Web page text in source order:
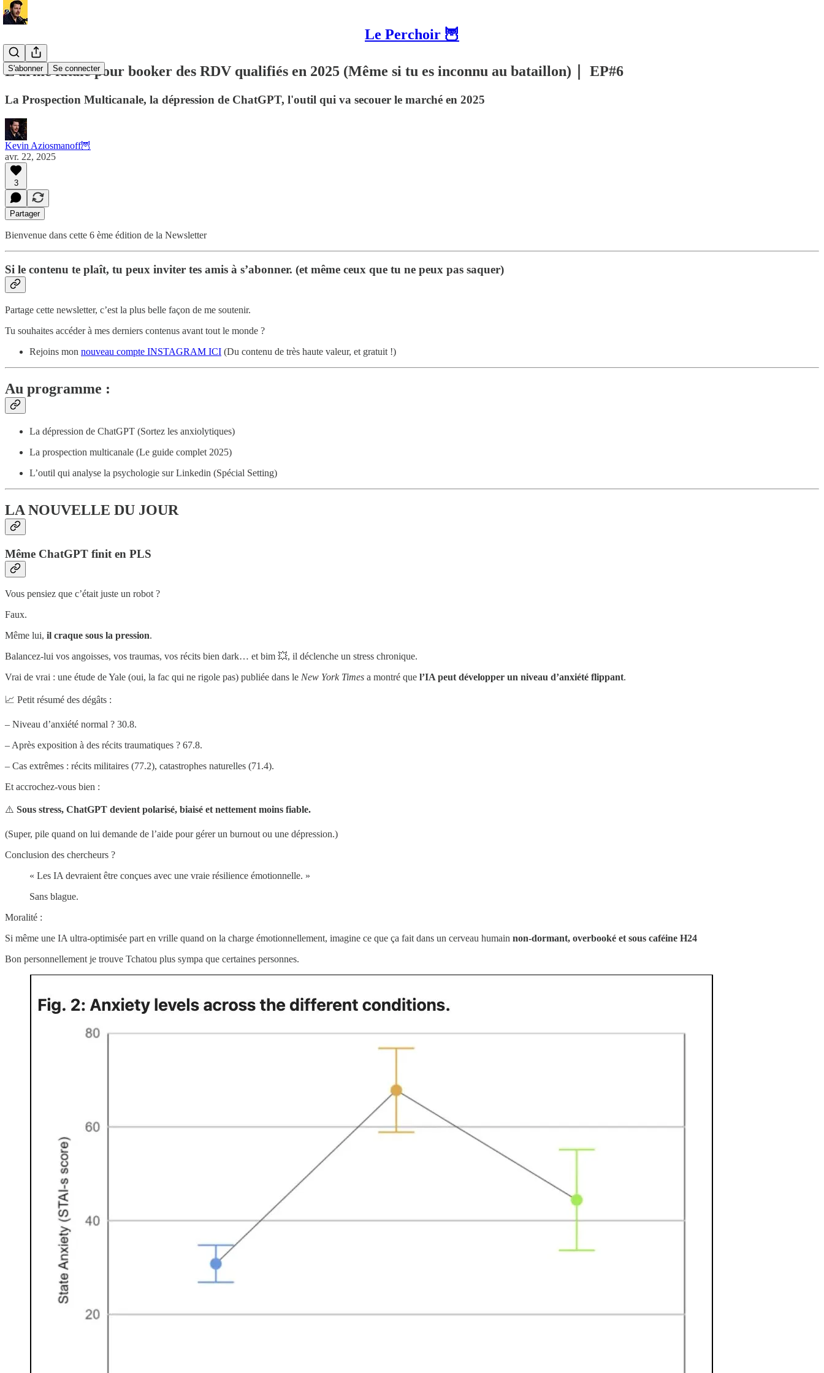
Le Perchoir 🦉
S'abonner Se connecter
L’arme fatale pour booker des RDV qualifiés en 2025 (Même si tu es inconnu au bataillon)｜ EP#6
La Prospection Multicanale, la dépression de ChatGPT, l'outil qui va secouer le marché en 2025
Kevin Aziosmanoff🦉
avr. 22, 2025
3
Partager
Bienvenue dans cette 6 ème édition de la Newsletter
Si le contenu te plaît, tu peux inviter tes amis à s’abonner. (et même ceux que tu ne peux pas saquer)
Partage cette newsletter, c’est la plus belle façon de me soutenir.
Tu souhaites accéder à mes derniers contenus avant tout le monde ?
Rejoins mon nouveau compte INSTAGRAM ICI (Du contenu de très haute valeur, et gratuit !)
Au programme :
La dépression de ChatGPT (Sortez les anxiolytiques)
La prospection multicanale (Le guide complet 2025)
L’outil qui analyse la psychologie sur Linkedin (Spécial Setting)
LA NOUVELLE DU JOUR
Même ChatGPT finit en PLS
Vous pensiez que c’était juste un robot ?
Faux.
Même lui, il craque sous la pression.
Balancez-lui vos angoisses, vos traumas, vos récits bien dark… et bim 💥, il déclenche un stress chronique.
Vrai de vrai : une étude de Yale (oui, la fac qui ne rigole pas) publiée dans le New York Times a montré que l’IA peut développer un niveau d’anxiété flippant.
📈 Petit résumé des dégâts :
– Niveau d’anxiété normal ? 30.8.
– Après exposition à des récits traumatiques ? 67.8.
– Cas extrêmes : récits militaires (77.2), catastrophes naturelles (71.4).
Et accrochez-vous bien :
⚠️ Sous stress, ChatGPT devient polarisé, biaisé et nettement moins fiable.
(Super, pile quand on lui demande de l’aide pour gérer un burnout ou une dépression.)
Conclusion des chercheurs ?
« Les IA devraient être conçues avec une vraie résilience émotionnelle. »
Sans blague.
Moralité :
Si même une IA ultra-optimisée part en vrille quand on la charge émotionnellement, imagine ce que ça fait dans un cerveau humain non-dormant, overbooké et sous caféine H24
Bon personnellement je trouve Tchatou plus sympa que certaines personnes.